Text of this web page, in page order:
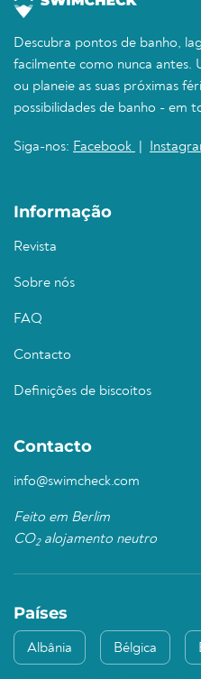
Descubra pontos de banho,
facilmente como nunca antes.
ou planeie as suas próximas
possibilidades de banho - em
Siga-nos: Facebook
Informação
Revista
Sobre nós
FAQ
Contacto
Definições de biscoitos
Contacto
info@swimcheck.com
Feito em Berlim
CO2alojamento neutro
Países
Albânia Bélgica